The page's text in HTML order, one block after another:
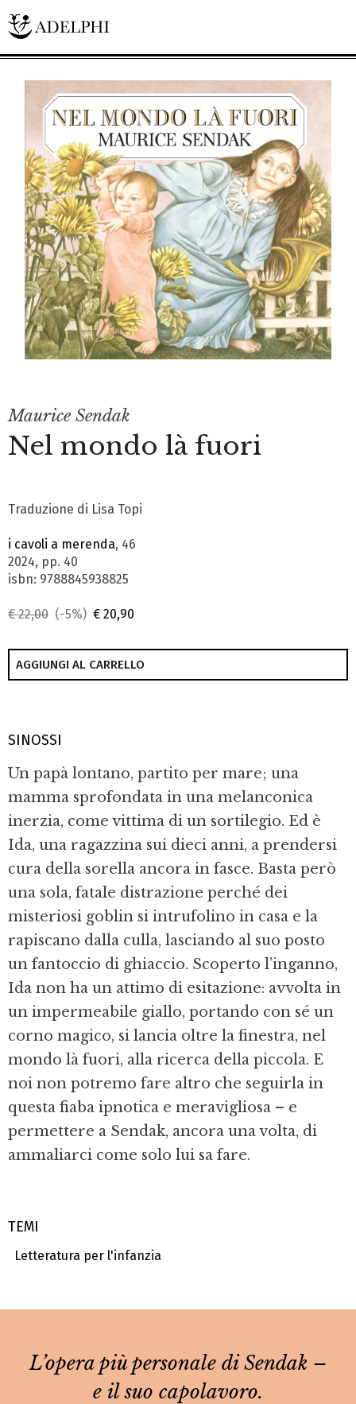
Maurice Sendak
Nel mondo là fuori
Traduzione di Lisa Topi
i cavoli a merenda, 46
2024, pp. 40
isbn: 9788845938825
€ 22,00 (-5%) € 20,90
AGGIUNGI AL CARRELLO
TEMI
Letteratura per l'infanzia
SINOSSI
Un papà lontano, partito per mare; una
mamma sprofondata in una melanconica
inerzia, come vittima di un sortilegio. Ed è
Ida, una ragazzina sui dieci anni, a prendersi
cura della sorella ancora in fasce. Basta però
una sola, fatale distrazione perché dei
misteriosi goblin si intrufolino in casa e la
rapiscano dalla culla, lasciando al suo posto
un fantoccio di ghiaccio. Scoperto l’inganno,
Ida non ha un attimo di esitazione: avvolta in
un impermeabile giallo, portando con sé un
corno magico, si lancia oltre la finestra, nel
mondo là fuori, alla ricerca della piccola. E
noi non potremo fare altro che seguirla in
questa fiaba ipnotica e meravigliosa – e
permettere a Sendak, ancora una volta, di
ammaliarci come solo lui sa fare.
L’opera più personale di Sendak –
e il suo capolavoro.